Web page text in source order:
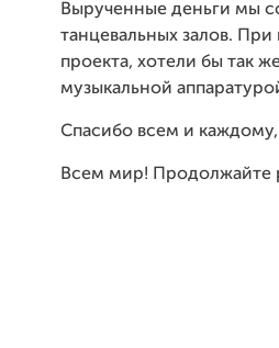
Вырученные деньги мы
танцевальных залов.
проекта, хотели бы так
музыкальной
Спасибо всем и
Всем мир! Продолжайте